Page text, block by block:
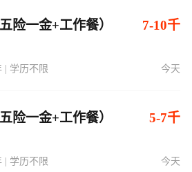
险一金+工作餐） 7-10千
| 学历不限 今天
险一金+工作餐） 5-7千
| 学历不限 今天